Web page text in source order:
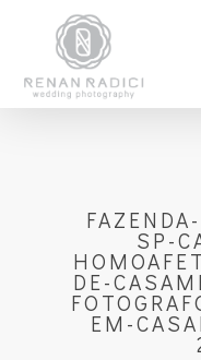
SP-
DE-
EM-